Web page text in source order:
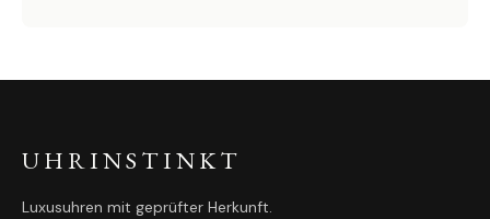
UHRINSTINKT
Luxusuhren mit geprüfter Herkunft.